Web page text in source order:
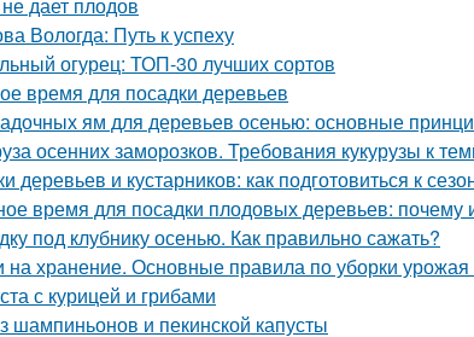
Вологда: Путь к успеху
огурец: ТОП-30 лучших сортов
время для посадки деревьев
ям для деревьев осенью: основные
осенних заморозков. Требования кукурузы к
деревьев и кустарников: как подготовиться к
время для посадки плодовых деревьев: почему
под клубнику осенью. Как правильно сажать?
на хранение. Основные правила по уборки
с курицей и грибами
шампиньонов и пекинской капусты